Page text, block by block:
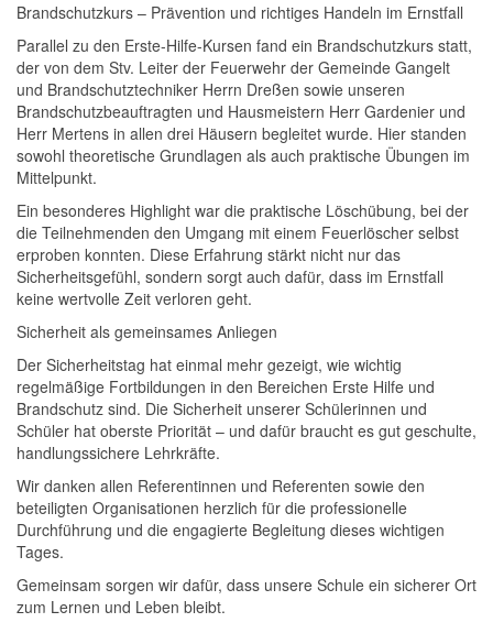
Brandschutzkurs – Prävention und richtiges Handeln im Ernstfall
Parallel zu den Erste-Hilfe-Kursen fand ein Brandschutzkurs statt,
der von dem Stv. Leiter der Feuerwehr der Gemeinde Gangelt
und Brandschutztechniker Herrn Dreßen sowie unseren
Brandschutzbeauftragten und Hausmeistern Herr Gardenier und
Herr Mertens in allen drei Häusern begleitet wurde. Hier standen
sowohl theoretische Grundlagen als auch praktische Übungen im
Mittelpunkt.
Ein besonderes Highlight war die praktische Löschübung, bei der
die Teilnehmenden den Umgang mit einem Feuerlöscher selbst
erproben konnten. Diese Erfahrung stärkt nicht nur das
Sicherheitsgefühl, sondern sorgt auch dafür, dass im Ernstfall
keine wertvolle Zeit verloren geht.
Sicherheit als gemeinsames Anliegen
Der Sicherheitstag hat einmal mehr gezeigt, wie wichtig
regelmäßige Fortbildungen in den Bereichen Erste Hilfe und
Brandschutz sind. Die Sicherheit unserer Schülerinnen und
Schüler hat oberste Priorität – und dafür braucht es gut geschulte,
handlungssichere Lehrkräfte.
Wir danken allen Referentinnen und Referenten sowie den
beteiligten Organisationen herzlich für die professionelle
Durchführung und die engagierte Begleitung dieses wichtigen
Tages.
Gemeinsam sorgen wir dafür, dass unsere Schule ein sicherer Ort
zum Lernen und Leben bleibt.